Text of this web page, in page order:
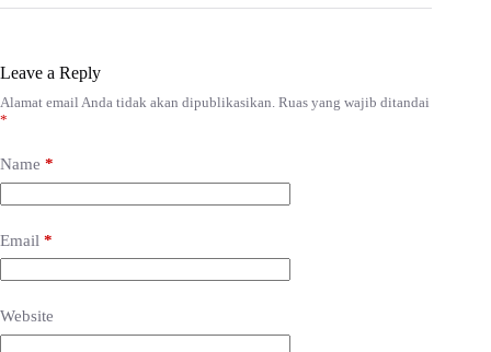
Leave a Reply
Alamat email Anda tidak akan dipublikasikan. Ruas yang wajib ditandai
*
Name *
Email *
Website